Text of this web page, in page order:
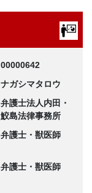
00000642
ナガシマタロウ
弁護士法人内田・
鮫島法律事務所
弁護士・獣医師
弁護士・獣医師